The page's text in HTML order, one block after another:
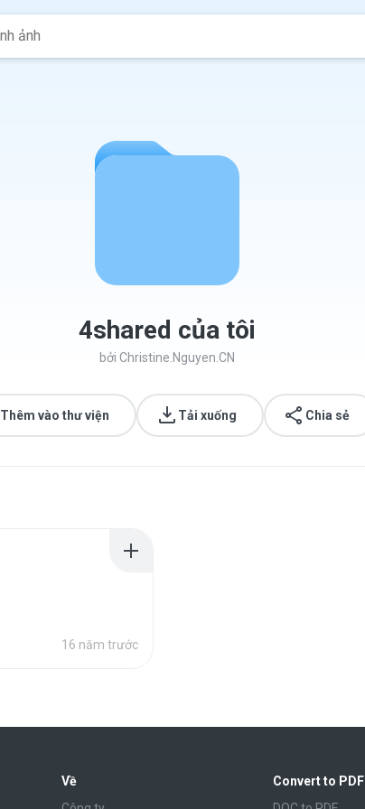
4shared của tôi
bởi Christine.Nguyen.CN
Thêm vào thư viện Tải xuống Chia sẻ
16 năm trước
Về
Convert to PDF